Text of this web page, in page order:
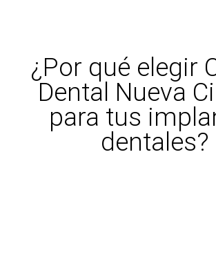
¿Por qué elegir
Dental Nueva
para tus
dentales?